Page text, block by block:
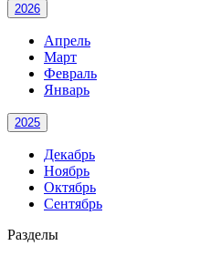
2026
Апрель
Март
Февраль
Январь
2025
Декабрь
Ноябрь
Октябрь
Сентябрь
Разделы